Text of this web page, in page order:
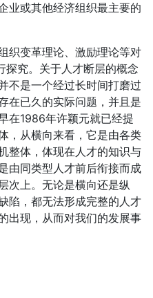
业或其他经济组织最主要的
织变革理论、激励理论等对
探究。关于人才断层的概念
不是一个经过长时间打磨过
在已久的实际问题，并且是
在1986年许颖元就已经提
，从横向来看，它是由各类
整体，体现在人才的知识与
由同类型人才前后衔接而成
次上。无论是横向还是纵
陷，都无法形成完整的人才
出现，从而对我们的发展事